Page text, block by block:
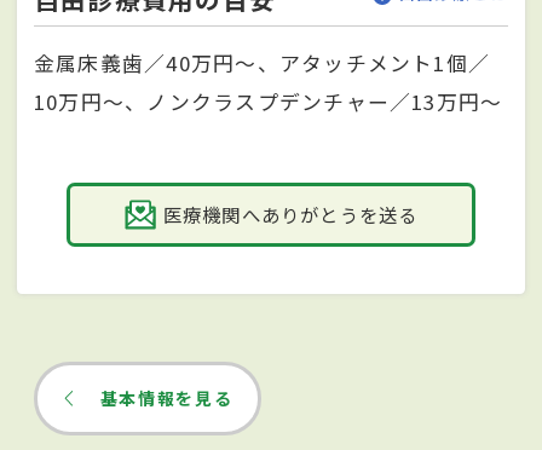
金属床義歯／40万円〜、アタッチメント1個／
10万円〜、ノンクラスプデンチャー／13万円〜
医療機関へありがとうを送る
基本情報を見る